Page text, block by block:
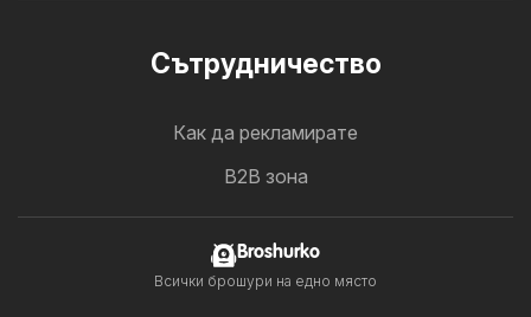
Cътрудничество
Как да рекламирате
B2B зона
Broshurko
Всички брошури на едно място